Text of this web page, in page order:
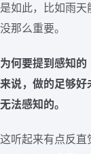
是如此，比如雨
没那么重要。
为何要提到感知的
来说，做的足够好
无法感知的。
这听起来有点反直